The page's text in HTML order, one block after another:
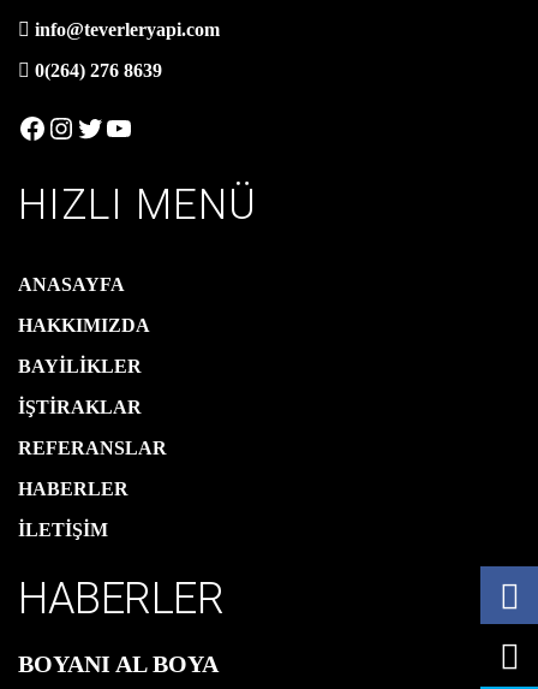
info@teverleryapi.com
0(264) 276 8639
Facebook
Instagram
Twitter
YouTube
HIZLI MENÜ
ANASAYFA
HAKKIMIZDA
BAYİLİKLER
İŞTİRAKLAR
REFERANSLAR
HABERLER
İLETİŞİM
HABERLER
BOYANI AL BOYA